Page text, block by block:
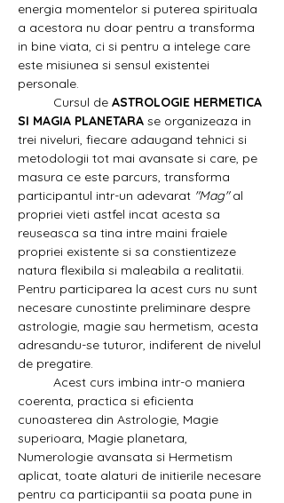
energia momentelor si puterea spirituala
a acestora nu doar pentru a transforma
in bine viata, ci si pentru a intelege care
este misiunea si sensul existentei
personale.
	Cursul de
ASTROLOGIE HERMETICA
SI MAGIA PLANETARA se organizeaza in
trei niveluri, fiecare adaugand tehnici si
metodologii tot mai avansate si care, pe
masura ce este parcurs, transforma
participantul intr-un adevarat "Mag" al
propriei vieti astfel incat acesta sa
reuseasca sa tina intre maini fraiele
propriei existente si sa constientizeze
natura flexibila si maleabila a realitatii.
Pentru participarea la acest curs nu sunt
necesare cunostinte preliminare despre
astrologie, magie sau hermetism, acesta
adresandu-se tuturor, indiferent de nivelul
de pregatire.
coerenta, practica si eficienta
cunoasterea din Astrologie, Magie
superioara, Magie planetara,
Numerologie avansata si Hermetism
aplicat, toate alaturi de initierile necesare
pentru ca participantii sa poata pune in